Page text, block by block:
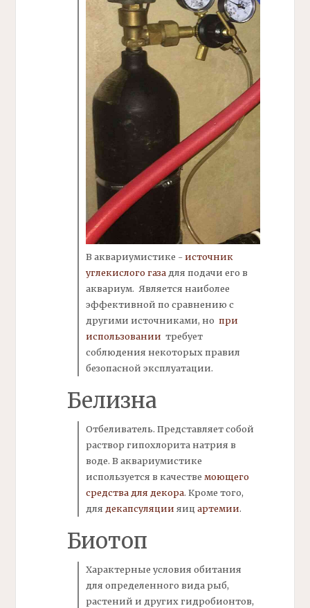
В аквариумистике -источник
углекислого газа для подачи его в
аквариум. Является наиболее
эффективной по сравнению с
другими источниками, нопри
использовании требует
соблюдения некоторых правил
безопасной эксплуатации.
Белизна
Отбеливатель. Представляет собой
раствор гипохлорита натрия в
воде. В аквариумистике
используется в качествемоющего
средства для декора. Кроме того,
для декапсуляции яиц артемии.
Биотоп
Характерные условия обитания
для определенного вида рыб,
растений и другихгидробионтов,